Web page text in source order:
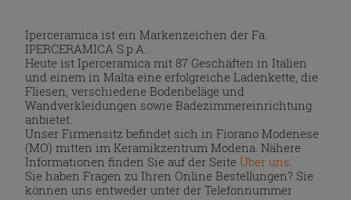
Iperceramica ist ein Markenzeichen der Fa.
IPERCERAMICA S.p.A..
Heute ist Iperceramica mit 87 Geschäften in Italien
und einem in Malta eine erfolgreiche Ladenkette, die
Fliesen, verschiedene Bodenbeläge und
Wandverkleidungen sowie Badezimmereinrichtung
anbietet.
Unser Firmensitz befindet sich in Fiorano Modenese
(MO) mitten im Keramikzentrum Modena. Nähere
Informationen finden Sie auf der Seite Über uns.
Sie haben Fragen zu Ihren Online Bestellungen? Sie
können uns entweder unter der Telefonnummer